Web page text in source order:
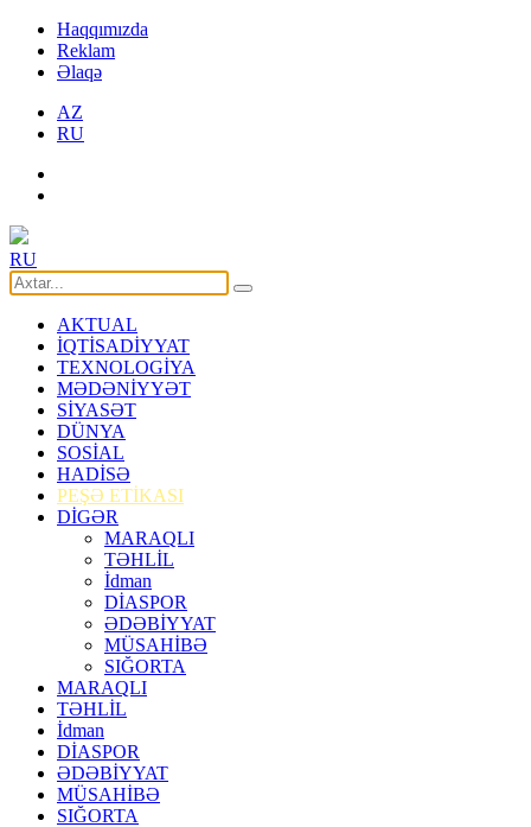
Haqqımızda
Reklam
Əlaqə
AZ
RU
RU
AKTUAL
İQTİSADİYYAT
TEXNOLOGİYA
MƏDƏNİYYƏT
SİYASƏT
DÜNYA
SOSİAL
HADİSƏ
PEŞƏ ETİKASI
DİGƏR
MARAQLI
TƏHLİL
İdman
DİASPOR
ƏDƏBİYYAT
MÜSAHİBƏ
SIĞORTA
MARAQLI
TƏHLİL
İdman
DİASPOR
ƏDƏBİYYAT
MÜSAHİBƏ
SIĞORTA